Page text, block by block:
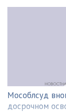
Мособлсуд
досрочном